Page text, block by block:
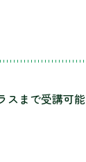
まで受講可能